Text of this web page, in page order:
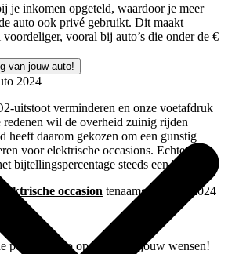
je inkomen opgeteld, waardoor je meer
auto ook privé gebruikt. Dit maakt
vooral bij auto’s die onder de €
van jouw auto!
2024
uitstoot verminderen en onze voetafdruk
redenen wil de overheid zuinig rijden
heeft daarom gekozen om een gunstig
voor elektrische occasions. Echter
bijtellingspercentage steeds een beetje.
elektrische occasion tenaamgesteld in 2024
2023.
perfecte auto op basis van jouw wensen!